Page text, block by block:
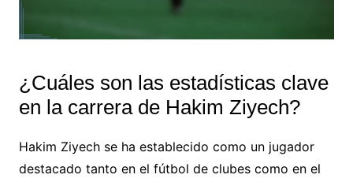
¿Cuáles son las estadísticas clave
en la carrera de Hakim Ziyech?
Hakim Ziyech se ha establecido como un jugador
destacado tanto en el fútbol de clubes como en el